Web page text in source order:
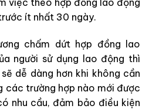
việc theo hợp đồng lao động
ít nhất 30 ngày.
chấm dứt hợp đồng lao
người sử dụng lao động thì
dễ dàng hơn khi không cần
các trường hợp nào mới được
nhu cầu, đảm bảo điều kiện